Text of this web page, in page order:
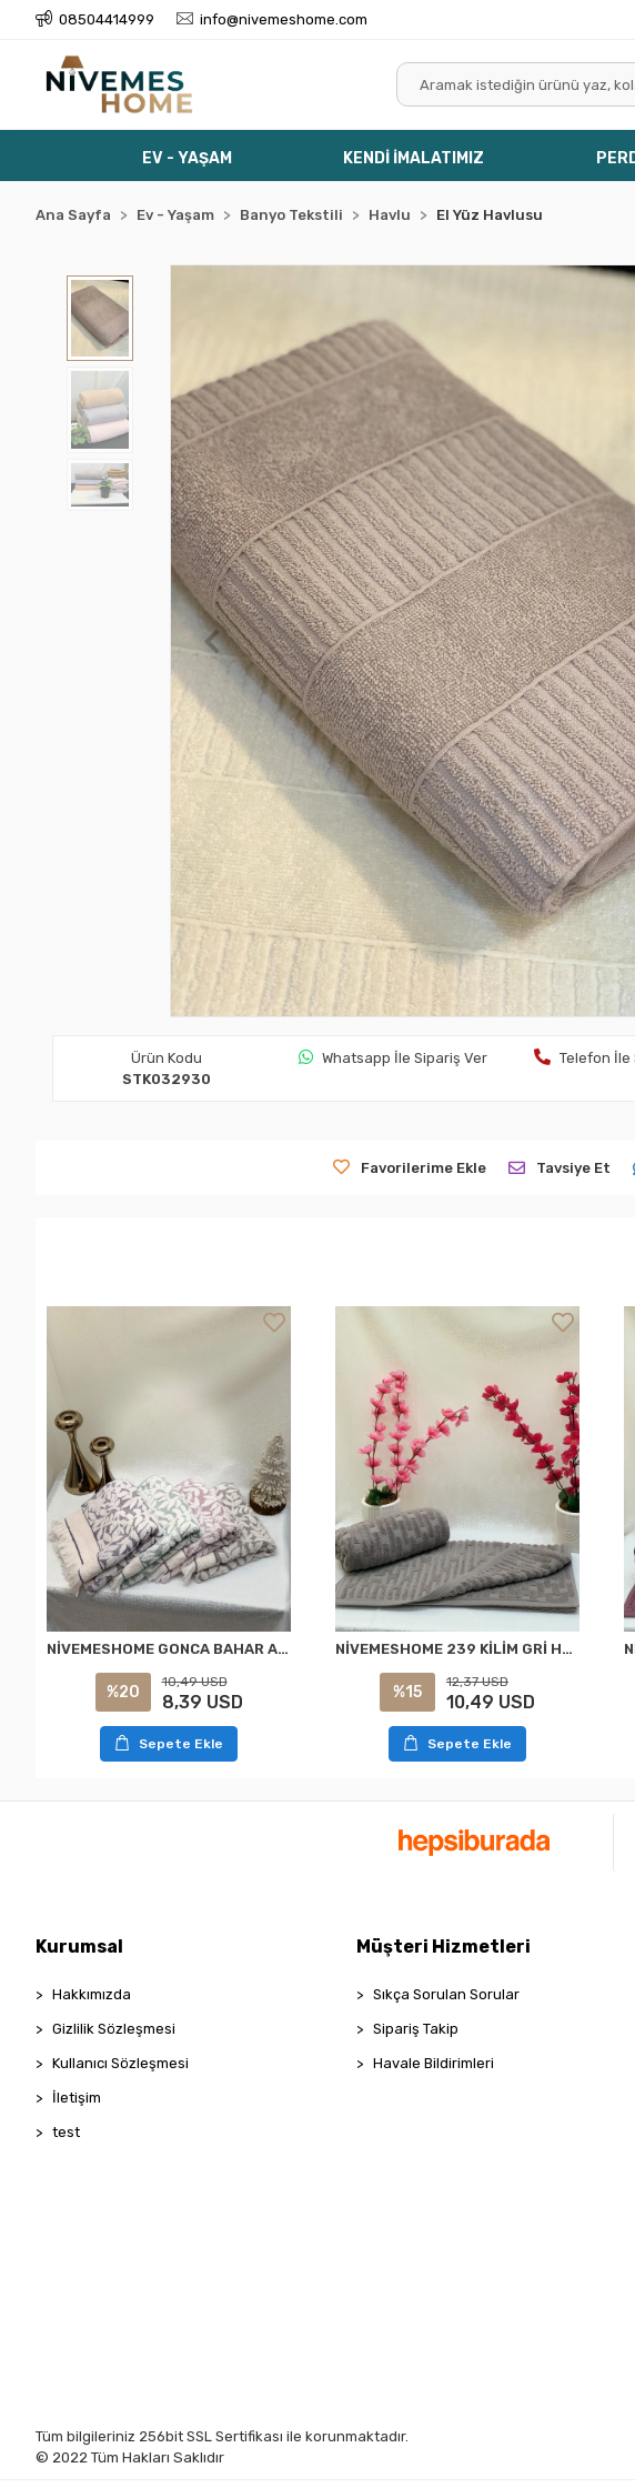
08504414999 info@nivemeshome.com
EV - YAŞAM KENDİ İMALATIMIZ
Ana Sayfa Ev - Yaşam Banyo Tekstili Havlu El Yüz Havlusu
Ürün Kodu
STK032930
Whatsapp İle Sipariş Ver Telefon İle
Favorilerime Ekle Tavsiye Et
NİVEMESHOME GONCA BAHAR ASORTİ HAVLU
%20
10,49 USD
8,39 USD
Sepete Ekle
NİVEMESHOME 239 KİLİM GRİ HAVLU NURPAK
%15
12,37 USD
10,49 USD
Sepete Ekle
Kurumsal
Hakkımızda
Gizlilik Sözleşmesi
Kullanıcı Sözleşmesi
İletişim
test
Müşteri Hizmetleri
Sıkça Sorulan Sorular
Sipariş Takip
Havale Bildirimleri
Tüm bilgileriniz 256bit SSL Sertifikası ile korunmaktadır.
© 2022 Tüm Hakları Saklıdır